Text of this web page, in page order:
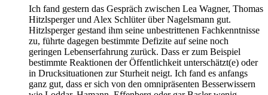
Ich fand gestern das Gespräch zwischen Lea Wagner, Thomas
Hitzlsperger und Alex Schlüter über Nagelsmann gut.
Hitzlsperger gestand ihm seine unbestrittenen Fachkenntnisse
zu, führte dagegen bestimmte Defizite auf seine noch
geringen Lebenserfahrung zurück. Dass er zum Beispiel
bestimmte Reaktionen der Öffentlichkeit unterschätzt(e) oder
in Drucksituationen zur Sturheit neigt. Ich fand es anfangs
ganz gut, dass er sich von den omnipräsenten Besserwissern